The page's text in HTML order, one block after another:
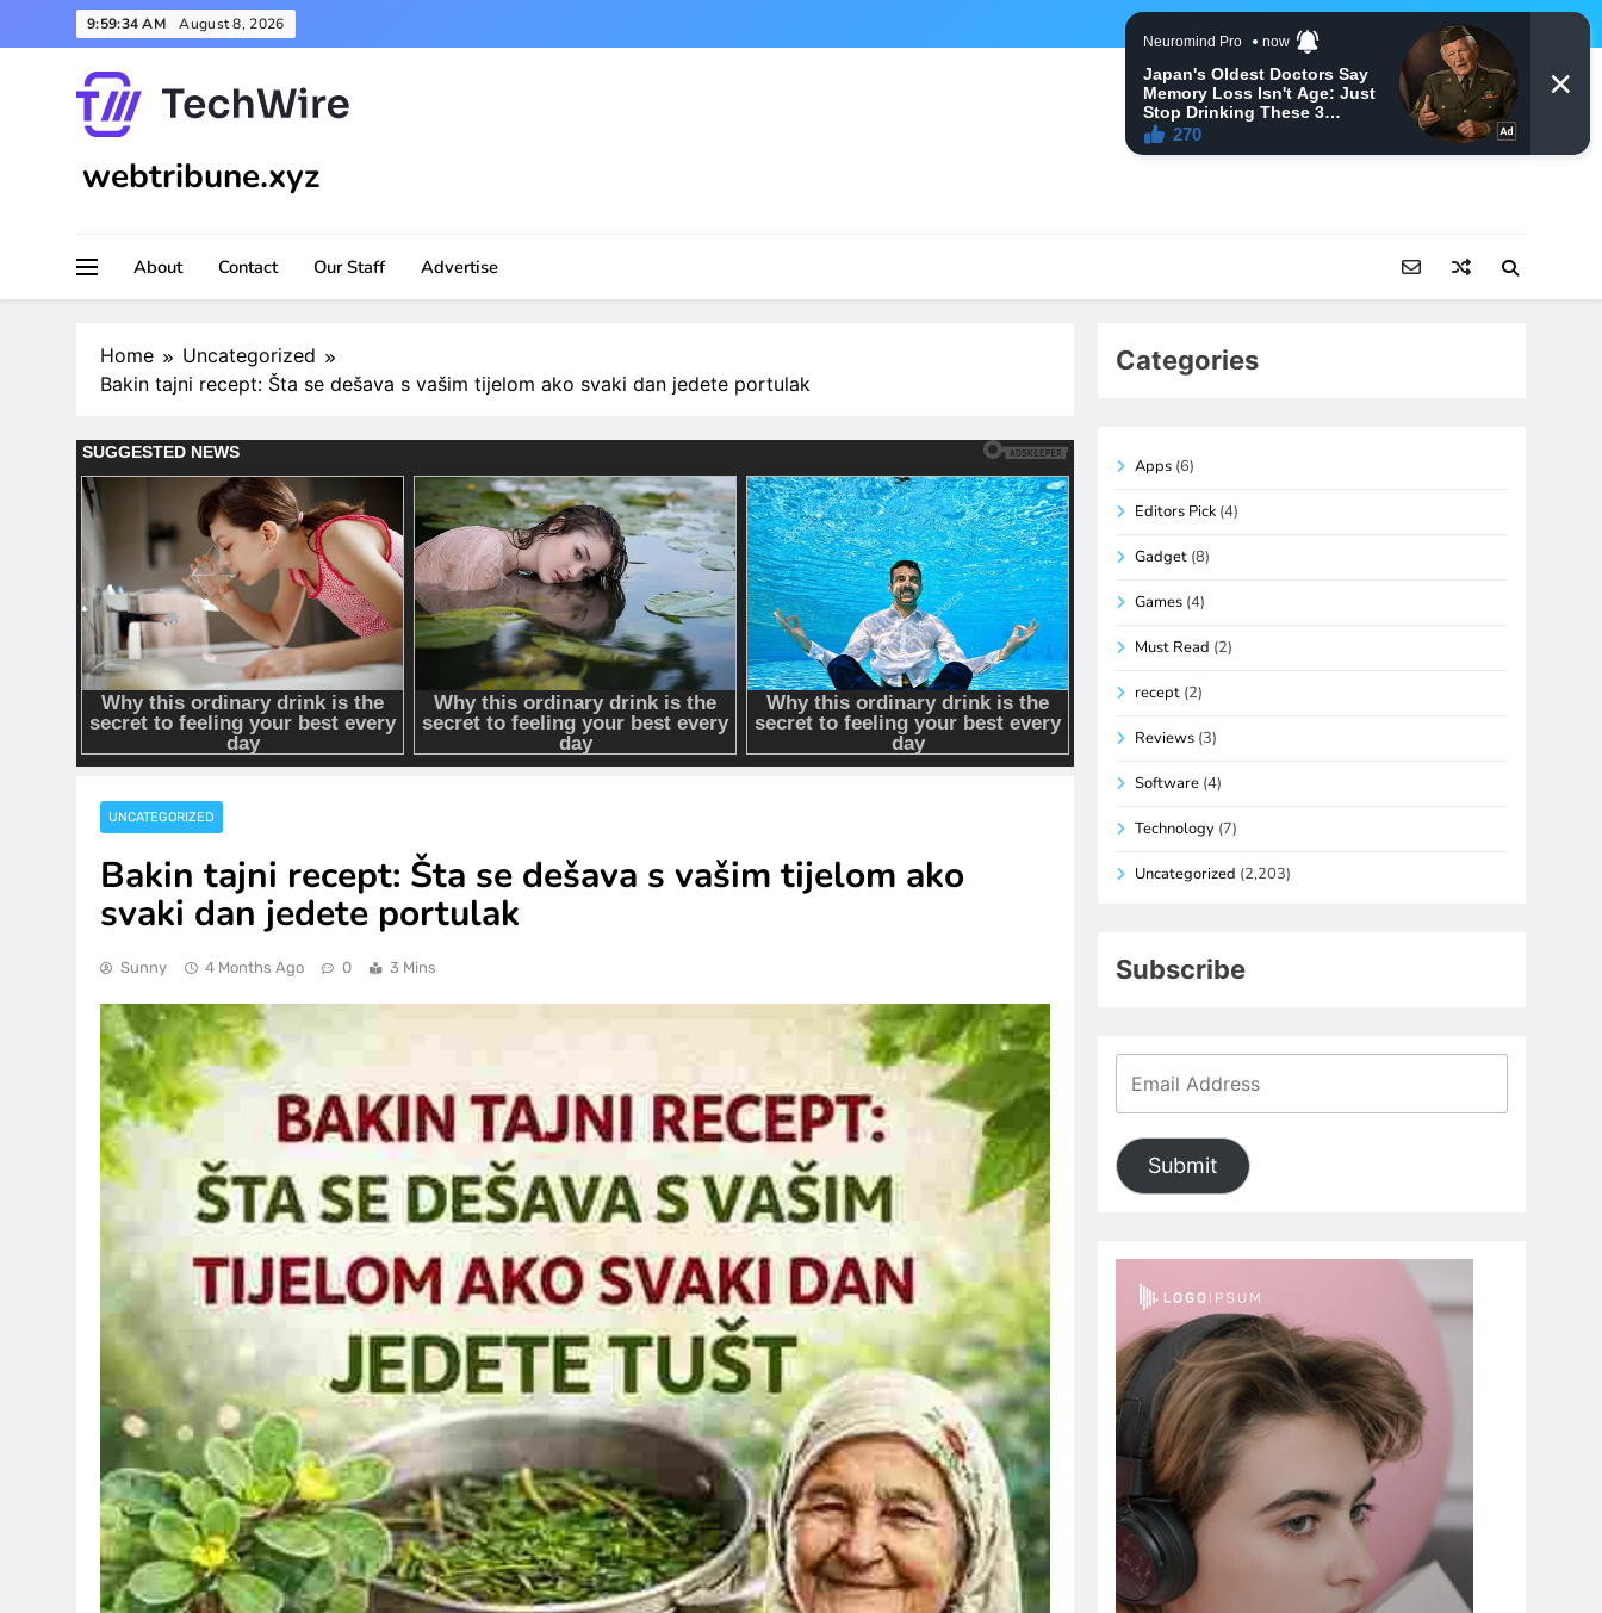
to
9:59:36 AM August 8, 2026
webtribune.xyz
About Contact Our Staff Advertise
Home
Uncategorized
Bakin tajni recept: Šta se dešava s vašim tijelom ako svaki dan jedete portulak
UNCATEGORIZED
Bakin tajni recept: Šta se dešava s vašim tijelom ako
svaki dan jedete portulak
Sunny 4 Months Ago 0 3 Mins
Categories
Apps (6)
Editors Pick (4)
Gadget (8)
Games (4)
Must Read (2)
recept (2)
Reviews (3)
Software (4)
Technology (7)
Uncategorized (2,203)
Subscribe
Submit